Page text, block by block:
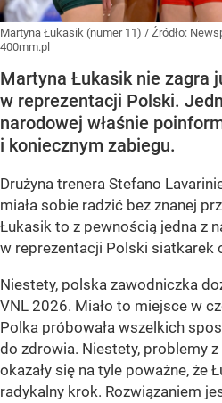
Martyna Łukasik (numer 11) / Źródło:
400mm.pl
Martyna Łukasik nie zagra
w reprezentacji Polski.
narodowej właśnie
i koniecznym zabiegu.
Drużyna trenera Stefano
miała sobie radzić bez znanej
Łukasik to z pewnością jedna z
w reprezentacji Polski siatkarek
Niestety, polska zawodniczka
VNL 2026. Miało to miejsce w
Polka próbowała wszelkich
do zdrowia. Niestety, problemy
okazały się na tyle poważne, że
radykalny krok. Rozwiązaniem